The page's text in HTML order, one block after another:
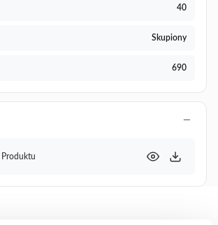
40
Skupiony
690
Produktu